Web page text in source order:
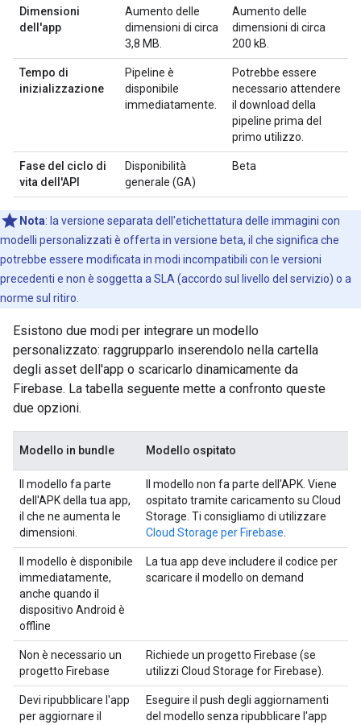
Dimensioni
dell'app
Aumento delle
dimensioni di circa
3,8 MB.
Aumento delle
dimensioni di circa
200 kB.
Tempo di
inizializzazione
Pipeline è
disponibile
immediatamente.
Potrebbe essere
necessario attendere
il download della
pipeline prima del
primo utilizzo.
Fase del ciclo di
vita dell'API
Disponibilità
generale (GA)
Beta
Nota: la versione separata dell'etichettatura delle immagini con
modelli personalizzati è offerta in versione beta, il che significa che
potrebbe essere modificata in modi incompatibili con le versioni
precedenti e non è soggetta a SLA (accordo sul livello del servizio) o a
norme sul ritiro.
Esistono due modi per integrare un modello
personalizzato: raggrupparlo inserendolo nella cartella
degli asset dell'app o scaricarlo dinamicamente da
Firebase. La tabella seguente mette a confronto queste
due opzioni.
Modello in bundle Modello ospitato
Il modello fa parte
dell'APK della tua app,
il che ne aumenta le
dimensioni.
Il modello non fa parte dell'APK. Viene
ospitato tramite caricamento su Cloud
Storage. Ti consigliamo di utilizzare
Cloud Storage per Firebase
Il modello è disponibile
immediatamente,
anche quando il
dispositivo Android è
offline
La tua app deve includere il codice per
scaricare il modello on demand
Non è necessario un
progetto Firebase
Richiede un progetto Firebase (se
utilizzi Cloud Storage for Firebase).
Devi ripubblicare l'app
per aggiornare il
Eseguire il push degli aggiornamenti
del modello senza ripubblicare l'app